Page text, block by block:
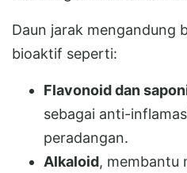
Daun jarak mengandung
bioaktif seperti:
Flavonoid dan
sebagai anti-
peradangan.
Alkaloid, membantu